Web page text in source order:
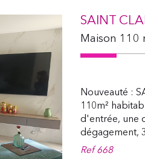
SAINT
Maison 110
Nouveauté :
110m²
d'entrée, une
dégagement,
Ref668